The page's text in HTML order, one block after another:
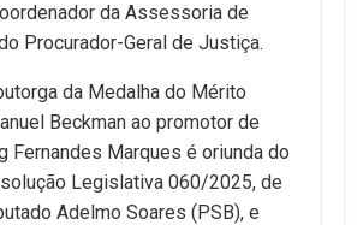
da Assessoria de
Procurador-Geral de Justiça.
da Medalha do Mérito
Beckman ao promotor de
Fernandes Marques é oriunda do
Legislativa 060/2025, de
Adelmo Soares (PSB), e